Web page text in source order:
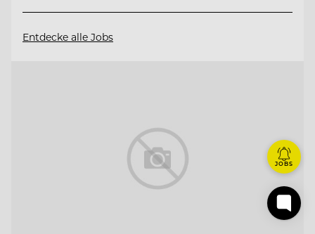
Entdecke alle Jobs
JOBS